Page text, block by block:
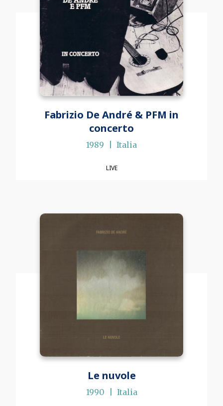
Fabrizio De André & PFM in
concerto
1989 Italia
LIVE
Le nuvole
1990 Italia